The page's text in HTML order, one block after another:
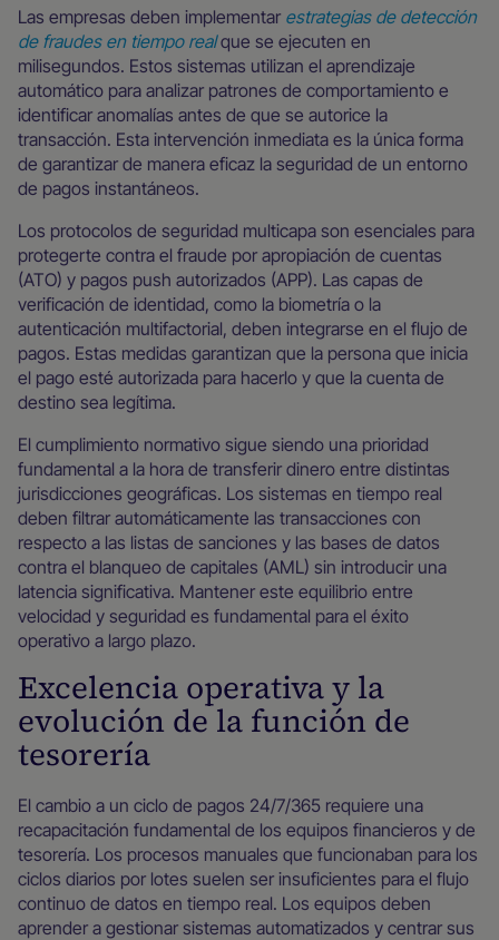
Las empresas deben implementar estrategias de detección
de fraudes en tiempo realque se ejecuten en
milisegundos. Estos sistemas utilizan el aprendizaje
automático para analizar patrones de comportamiento e
identificar anomalías antes de que se autorice la
transacción. Esta intervención inmediata es la única forma
de garantizar de manera eficaz la seguridad de un entorno
de pagos instantáneos.
Los protocolos de seguridad multicapa son esenciales para
protegerte contra el fraude por apropiación de cuentas
(ATO) y pagos push autorizados (APP). Las capas de
verificación de identidad, como la biometría o la
autenticación multifactorial, deben integrarse en el flujo de
pagos. Estas medidas garantizan que la persona que inicia
el pago esté autorizada para hacerlo y que la cuenta de
destino sea legítima.
El cumplimiento normativo sigue siendo una prioridad
fundamental a la hora de transferir dinero entre distintas
jurisdicciones geográficas. Los sistemas en tiempo real
deben filtrar automáticamente las transacciones con
respecto a las listas de sanciones y las bases de datos
contra el blanqueo de capitales (AML) sin introducir una
latencia significativa. Mantener este equilibrio entre
velocidad y seguridad es fundamental para el éxito
operativo a largo plazo.
Excelencia operativa y la
evolución de la función de
tesorería
El cambio a un ciclo de pagos 24/7/365 requiere una
recapacitación fundamental de los equipos financieros y de
tesorería. Los procesos manuales que funcionaban para los
ciclos diarios por lotes suelen ser insuficientes para el flujo
continuo de datos en tiempo real. Los equipos deben
aprender a gestionar sistemas automatizados y centrar sus